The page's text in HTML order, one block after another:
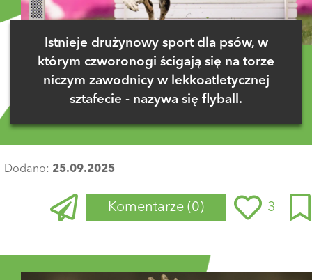
Istnieje drużynowy sport dla psów, w
którym czworonogi ścigają się na torze
niczym zawodnicy w lekkoatletycznej
sztafecie - nazywa się flyball.
Dodano: 25.09.2025
Komentarze (0) 3